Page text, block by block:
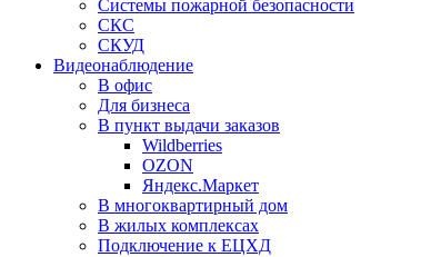
Системы пожарной безопасности
СКС
СКУД
Видеонаблюдение
В офис
Для бизнеса
В пункт выдачи заказов
Wildberries
OZON
Яндекс.Маркет
В многоквартирный дом
В жилых комплексах
Подключение к ЕЦХД